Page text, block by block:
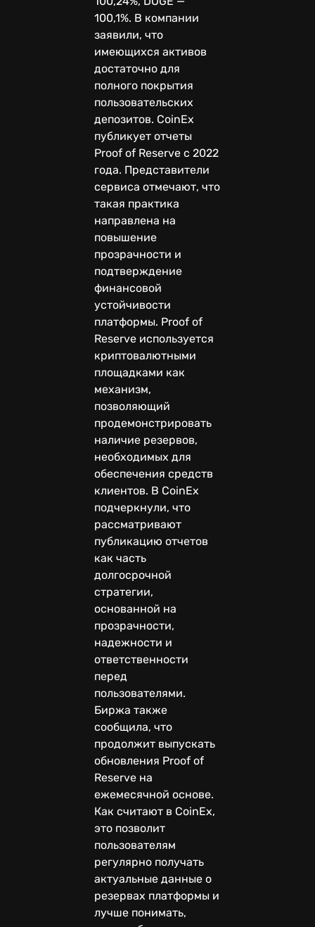
100,1%. В компании
заявили, что
имеющихся активов
достаточно для
полного покрытия
пользовательских
депозитов. CoinEx
публикует отчеты
Proof of Reserve с 2022
года. Представители
сервиса отмечают, что
такая практика
направлена на
повышение
прозрачности и
подтверждение
финансовой
устойчивости
платформы. Proof of
Reserve используется
криптовалютными
площадками как
механизм,
позволяющий
продемонстрировать
наличие резервов,
необходимых для
обеспечения средств
клиентов. В CoinEx
подчеркнули, что
рассматривают
публикацию отчетов
как часть
долгосрочной
стратегии,
основанной на
прозрачности,
надежности и
ответственности
перед
пользователями.
Биржа также
сообщила, что
продолжит выпускать
обновления Proof of
Reserve на
ежемесячной основе.
Как считают в CoinEx,
это позволит
пользователям
регулярно получать
актуальные данные о
резервах платформы и
лучше понимать,